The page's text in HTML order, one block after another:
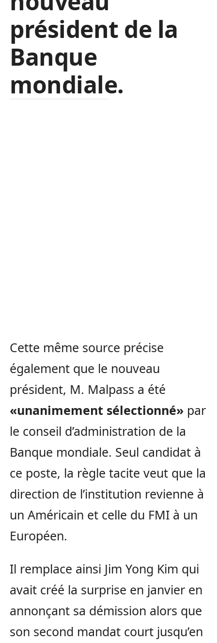
président de la
Banque
mondiale.
Cette même source précise
également que le nouveau
président, M. Malpass a été
«unanimement sélectionné» par
le conseil d’administration de la
Banque mondiale. Seul candidat à
ce poste, la règle tacite veut que la
direction de l’institution revienne à
un Américain et celle du FMI à un
Européen.
Il remplace ainsi Jim Yong Kim qui
avait créé la surprise en janvier en
annonçant sa démission alors que
son second mandat court jusqu’en